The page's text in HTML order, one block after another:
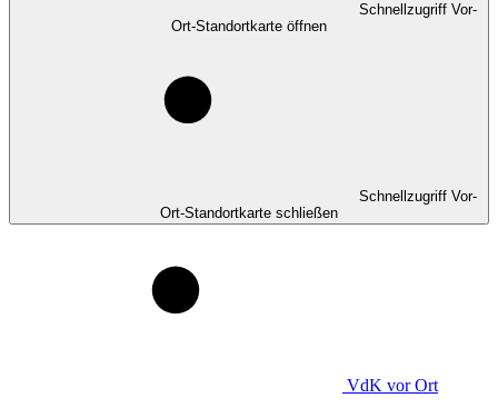
Schnellzugriff Vor-
Ort-Standortkarte öffnen
Schnellzugriff Vor-
Ort-Standortkarte schließen
VdK vor Ort